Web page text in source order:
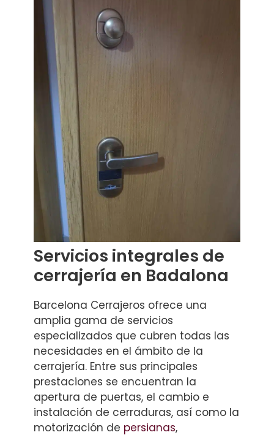
Servicios integrales de
cerrajería en Badalona
Barcelona Cerrajeros ofrece una
amplia gama de servicios
especializados que cubren todas las
necesidades en el ámbito de la
cerrajería. Entre sus principales
prestaciones se encuentran la
apertura de puertas, el cambio e
instalación de cerraduras, así como la
motorización de persianas,